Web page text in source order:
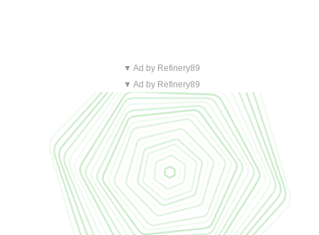
▼ Ad by Refinery89
▼ Ad by Refinery89